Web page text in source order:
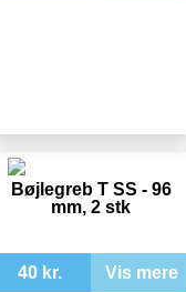
Bøjlegreb T SS - 96
mm, 2 stk
40 kr. Vis mere